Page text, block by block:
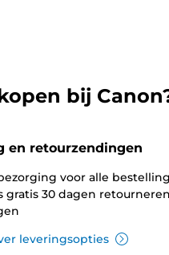
bij
en retourzendingen
voor alle
gratis 30 dagen
leveringsopties